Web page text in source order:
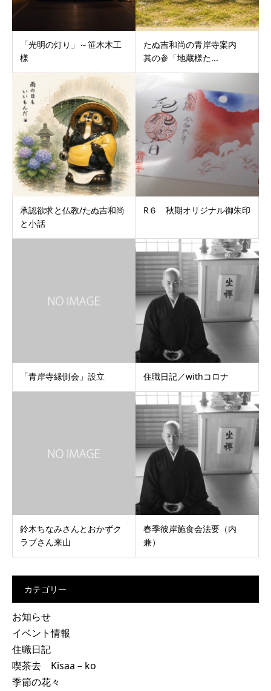
「光明の灯り」～笹木木工
様
たぬ吉和尚の青岸寺案内
其の参「地蔵様た...
承認欲求と仏教/たぬ吉和尚
と小話
R６ 秋期オリジナル御朱印
「青岸寺縁側会」設立 住職日記／withコロナ
鈴木ちなみさんとおかずク
ラブさん来山
春季彼岸施食会法要（内
兼）
カテゴリー
お知らせ
イベント情報
住職日記
喫茶去 Kisaa－ko
季節の花々